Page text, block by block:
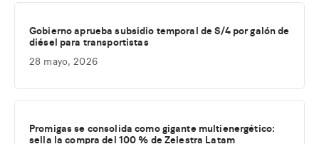
Gobierno aprueba subsidio temporal de S/4 por galón de
diésel para transportistas
28 mayo, 2026
Promigas se consolida como gigante multienergético:
sella la compra del 100 % de Zelestra Latam